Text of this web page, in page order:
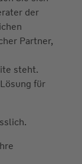
der
Partner,
steht.
für